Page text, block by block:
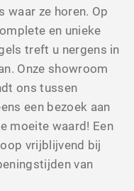
waar ze horen. Op
en unieke
treft u nergens in
Onze showroom
ons tussen
een bezoek aan
moeite waard! Een
vrijblijvend bij
van